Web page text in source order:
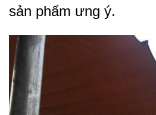
sản phẩm ưng ý.